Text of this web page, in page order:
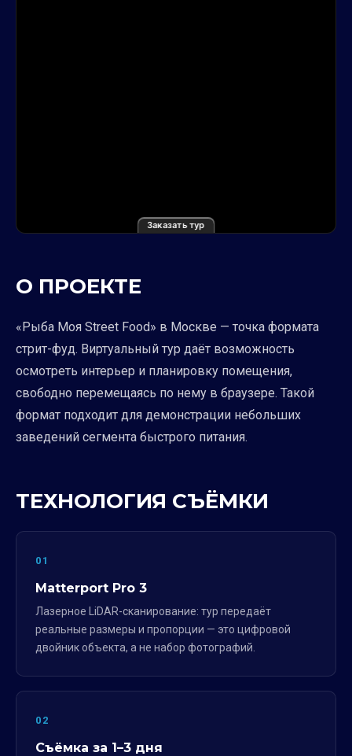
Заказать тур
О ПРОЕКТЕ
«Рыба Моя Street Food» в Москве — точка формата
стрит-фуд. Виртуальный тур даёт возможность
осмотреть интерьер и планировку помещения,
свободно перемещаясь по нему в браузере. Такой
формат подходит для демонстрации небольших
заведений сегмента быстрого питания.
ТЕХНОЛОГИЯ СЪЁМКИ
01
Matterport Pro 3
Лазерное LiDAR-сканирование: тур передаёт
реальные размеры и пропорции — это цифровой
двойник объекта, а не набор фотографий.
02
Съёмка за 1–3 дня